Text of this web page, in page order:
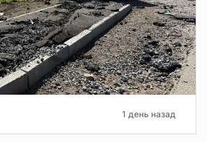
1 день назад